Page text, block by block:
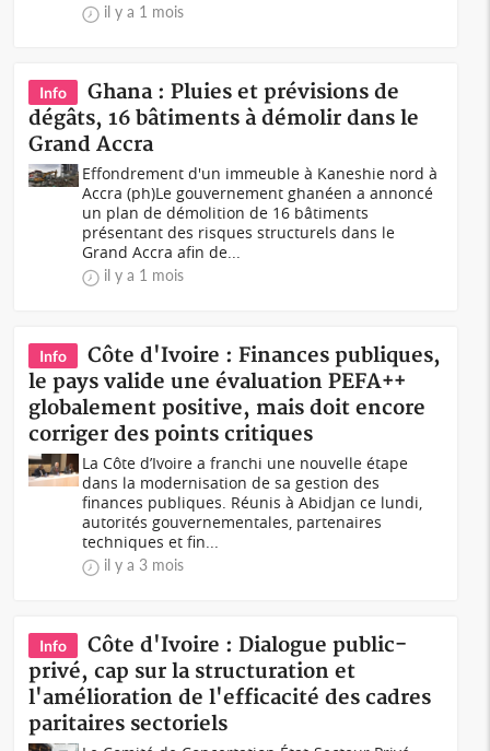
il y a 1 mois
Info
Ghana : Pluies et prévisions de
dégâts, 16 bâtiments à démolir dans le
Grand Accra
Effondrement d'un immeuble à Kaneshie nord à
Accra (ph)Le gouvernement ghanéen a annoncé
un plan de démolition de 16 bâtiments
présentant des risques structurels dans le
Grand Accra afin de...
il y a 1 mois
Info
Côte d'Ivoire : Finances publiques,
le pays valide une évaluation PEFA++
globalement positive, mais doit encore
corriger des points critiques
La Côte d’Ivoire a franchi une nouvelle étape
dans la modernisation de sa gestion des
finances publiques. Réunis à Abidjan ce lundi,
autorités gouvernementales, partenaires
techniques et fin...
il y a 3 mois
Info
Côte d'Ivoire : Dialogue public-
privé, cap sur la structuration et
l'amélioration de l'efficacité des cadres
paritaires sectoriels